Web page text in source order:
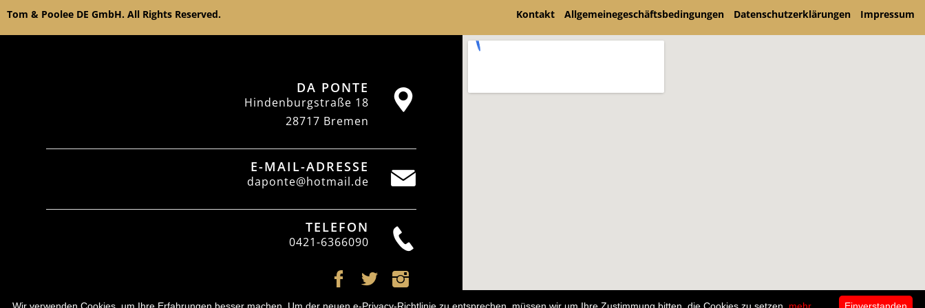
Tom & Poolee DE GmbH. All Rights Reserved. Kontakt Allgemeinegeschäftsbedingungen Datenschutzerklärungen Impressum
DA PONTE
Hindenburgstraße 18
28717 Bremen
E-MAIL-ADRESSE
daponte@hotmail.de
TELEFON
0421-6366090